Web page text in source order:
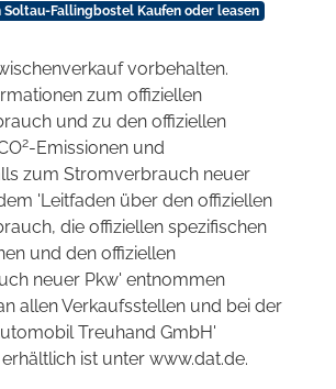
Soltau-Fallingbostel Kaufen oder leasen
vorbehalten.
zum offiziellen
und zu den offiziellen
2-Emissionen und
zum Stromverbrauch neuer
'Leitfaden über den offiziellen
die offiziellen spezifischen
und den offiziellen
neuer Pkw' entnommen
allen Verkaufsstellen und bei der
Treuhand GmbH'
ist unter www.dat.de.